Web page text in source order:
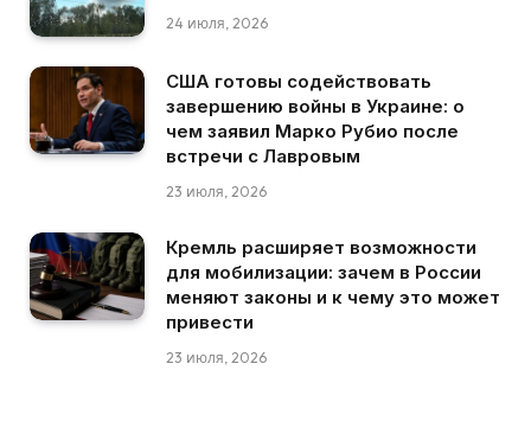
24 июля, 2026
США готовы содействовать
завершению войны в Украине: о
чем заявил Марко Рубио после
встречи с Лавровым
23 июля, 2026
Кремль расширяет возможности
для мобилизации: зачем в России
меняют законы и к чему это может
привести
23 июля, 2026